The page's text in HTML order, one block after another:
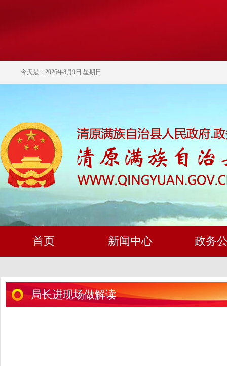
今天是：2026年8月9日 星期日
首页 新闻中心 政务
局长进现场做解读